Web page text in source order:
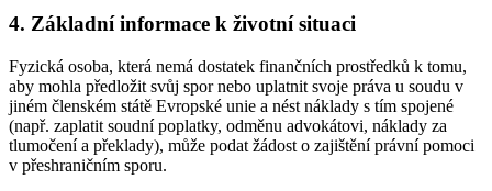
4. Základní informace k životní situaci
Fyzická osoba, která nemá dostatek finančních prostředků k tomu,
aby mohla předložit svůj spor nebo uplatnit svoje práva u soudu v
jiném členském státě Evropské unie a nést náklady s tím spojené
(např. zaplatit soudní poplatky, odměnu advokátovi, náklady za
tlumočení a překlady), může podat žádost o zajištění právní pomoci
v přeshraničním sporu.